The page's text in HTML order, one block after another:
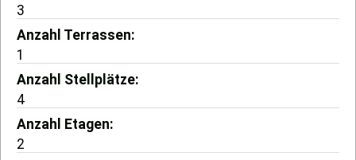
3
Anzahl Terrassen
1
Anzahl Stellplätze
4
Anzahl Etagen
2